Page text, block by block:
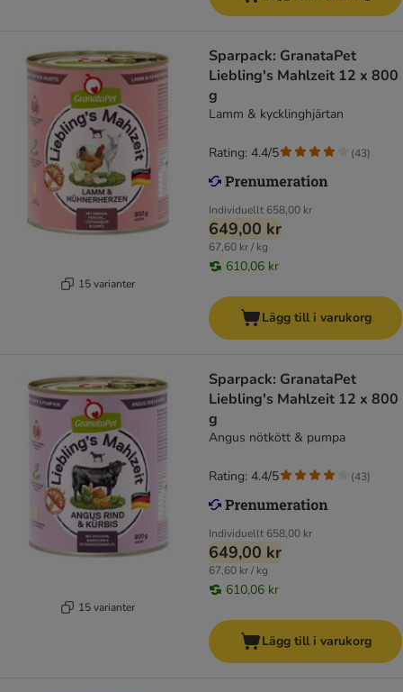
15 varianter
Sparpack: GranataPet
Liebling's Mahlzeit 12 x 800
g
Lamm & kycklinghjärtan
Individuellt 658,00 kr
649,00 kr
67,60 kr / kg
610,06 kr
Rating: 4.4/5 (43)
Lägg till i varukorg
15 varianter
Sparpack: GranataPet
Liebling's Mahlzeit 12 x 800
g
Angus nötkött & pumpa
Individuellt 658,00 kr
649,00 kr
67,60 kr / kg
610,06 kr
Rating: 4.4/5 (43)
Lägg till i varukorg